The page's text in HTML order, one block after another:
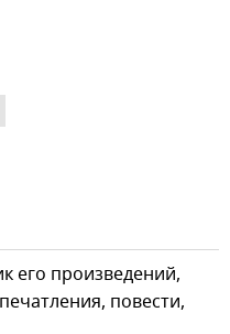
его произведений,
повести,